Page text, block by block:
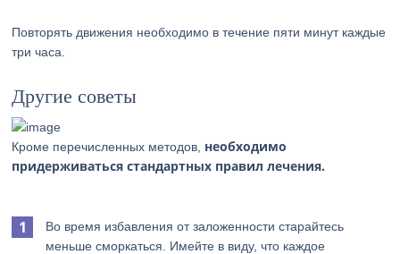
Повторять движения необходимо в течение пяти минут каждые
три часа.
Другие советы
Кроме перечисленных методов, необходимо
придерживаться стандартных правил лечения.
Во время избавления от заложенности старайтесь
меньше сморкаться. Имейте в виду, что каждое